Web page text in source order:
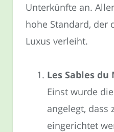
Unterkünfte an.
hohe Standard, der
Luxus verleiht.
Les Sables du
Einst wurde
angelegt, dass
eingerichtet